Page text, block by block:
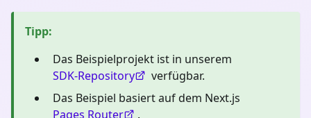
Tipp:
Das Beispielprojekt ist in unserem
SDK-Repository
verfügbar.
Das Beispiel basiert auf dem Next.js
Pages Router
.